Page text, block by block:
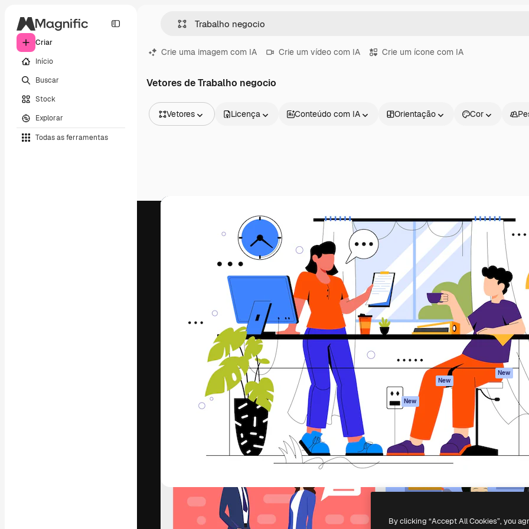
Criar
Início
Buscar
Stock
Explorar
Todas as ferramentas
Crie uma imagem com IA Crie um vídeo com IA Crie um ícone com IA
Vetores de Trabalho negocio
Vetores
Vídeos
Modelos de vídeos
Licença Conteúdo com IA Orientação Cor
A plataforma criativa para você direcionar
seu melhor trabalho. Mais de 1 milhão de
assinantes entre criativos, empresas,
agências e estúdios.
Português
Produtos
Spaces
Assistente de IA
Gerador de
imagens
Gerador de vídeos
Conteúdo de stock
Claude/ChatGPT
New
Agentes New
App móvel
Todas as
ferramentas
Começar
Academy
Documentação
Atendimento
Termos e
condições
Política de
privacidade
New
Política de
Central de
confiabilidade
Afiliados
Empresas
Copyright © 2010-2026Freepik Company S.L.U. Todos os direitos reservados.
By clicking “Accept All Cookies”, you